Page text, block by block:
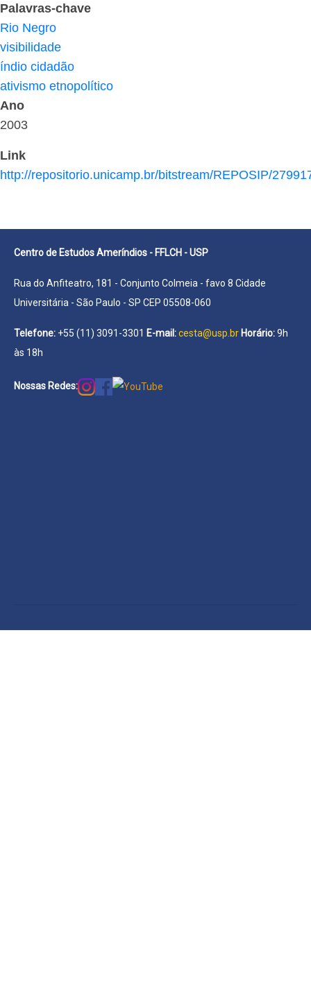
Palavras-chave
Rio Negro
visibilidade
índio cidadão
ativismo etnopolítico
Ano
2003
Link
http://repositorio.unicamp.br/bitstream/REPOSIP/
Centro de Estudos Ameríndios - FFLCH - USP
Rua do Anfiteatro, 181 - Conjunto Colmeia - favo 8 Cidade
Universitária - São Paulo - SP CEP 05508-060
Telefone: +55 (11) 3091-3301 E-mail:cesta@usp.br Horário:9h
às 18h
Nossas Redes: